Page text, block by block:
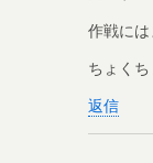
作戦には
ちょく
返信